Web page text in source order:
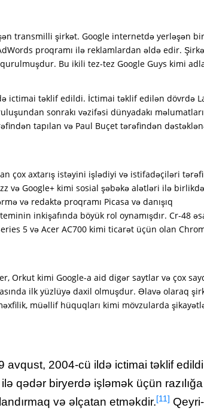
transmilli şirkət. Google internetdə yerləşən
proqramı ilə reklamlardan əldə edir.
Bu ikili tez-tez Google Guys kimi
ictimai təklif edildi. İctimai təklif edilən dövrdə
sonrakı vəzifəsi dünyadakı məlumatları
tapılan və Paul Buçet tərəfindən
çox axtarış istəyini işlədiyi və istifadəçiləri
və Google+ kimi sosial şəbəkə alətləri ilə
və redaktə proqramı Picasa və danışıq
inkişafında böyük rol oynamışdır. Cr-48
5 və Acer AC700 kimi ticarət üçün olan
Orkut kimi Google-a aid digər saytlar və çox
ilk yüzlüyə daxil olmuşdur. Əlavə olaraq
müəllif hüquqları kimi mövzularda
avqust, 2004-cü ildə ictimai təklif
qədər biryerdə işləmək üçün razılığa
və əlçatan etməkdir.[11]